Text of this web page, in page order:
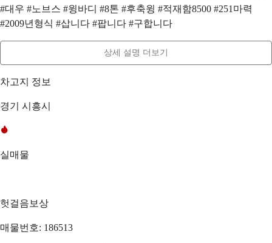
#대우 #노브스 #윙바디 #8톤 #후축윙 #적재함8500 #251마력
#2009년형식 #삽니다 #팝니다 #구합니다
상세 설명 더보기
차고지 정보
경기 시흥시
실매물
헛걸음보상
매물번호: 186513